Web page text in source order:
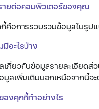
ายต่อคอมพิวเตอร์ของคุณ
คือการรวบรวมข้อมูลในรูป
อะไรบ้าง
เกี่ยวกับข้อมูลรายละเอียด
ลเพิ่มเติมนอกเหนือจากนี้
องคุกกี้ทำอย่างไร